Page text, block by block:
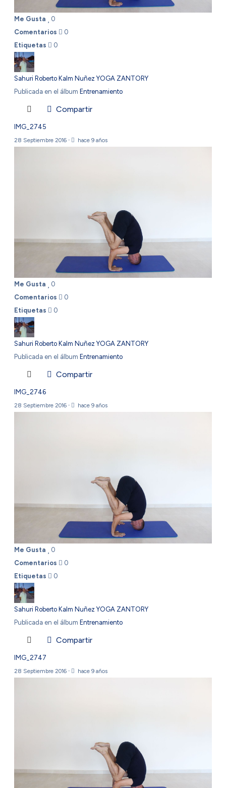
Me Gusta
0
Comentarios
0
Etiquetas
0
Sahuri Roberto Kalm Nuñez YOGA ZANTORY
Publicada en el álbumEntrenamiento
Compartir
IMG_2745
28 Septiembre 2016 · hace 9 años
Me Gusta
0
Comentarios
0
Etiquetas
0
Sahuri Roberto Kalm Nuñez YOGA ZANTORY
Publicada en el álbum Entrenamiento
Compartir
IMG_2746
28 Septiembre 2016 · hace 9 años
Me Gusta
0
Comentarios
0
Etiquetas
0
Sahuri Roberto Kalm Nuñez YOGA ZANTORY
Publicada en el álbum Entrenamiento
Compartir
IMG_2747
28 Septiembre 2016 · hace 9 años